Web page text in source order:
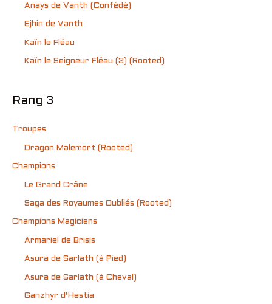
Anays de Vanth (Confédé)
Ejhin de Vanth
Kaïn le Fléau
Kaïn le Seigneur Fléau (2) (Rooted)
Rang 3
Troupes
Dragon Malemort (Rooted)
Champions
Le Grand Crâne
Saga des Royaumes Oubliés (Rooted)
Champions Magiciens
Armariel de Brisis
Asura de Sarlath (à Pied)
Asura de Sarlath (à Cheval)
Ganzhyr d’Hestia